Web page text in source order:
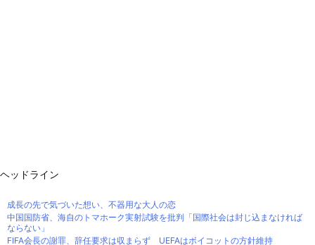
ヘッドライン
成長の先で気づいた想い、不器用な大人の恋
中国国防省、海自のトマホーク実射試験を批判「国際社会は封じ込まなければ
ならない」
FIFA会長の謝罪、辞任要求は収まらず UEFAはボイコットの方針維持